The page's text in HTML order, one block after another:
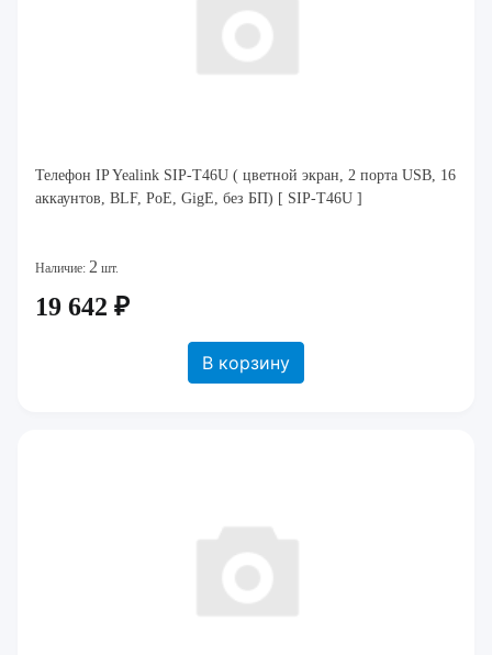
Телефон IP Yealink SIP-T46U ( цветной экран, 2 порта USB, 16
аккаунтов, BLF, PoE, GigE, без БП) [ SIP-T46U ]
Наличие: 2 шт.
19 642 ₽
В корзину